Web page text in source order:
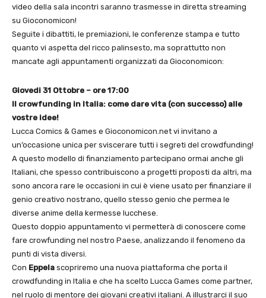
video della sala incontri saranno trasmesse in diretta streaming
su Gioconomicon!
Seguite i dibattiti, le premiazioni, le conferenze stampa e tutto
quanto vi aspetta del ricco palinsesto, ma soprattutto non
mancate agli appuntamenti organizzati da Gioconomicon:
Giovedi 31 Ottobre – ore 17:00
Il crowfunding in Italia: come dare vita (con successo) alle
vostre idee!
Lucca Comics & Games e Gioconomicon.net vi invitano a
un’occasione unica per sviscerare tutti i segreti del crowdfunding!
A questo modello di finanziamento partecipano ormai anche gli
Italiani, che spesso contribuiscono a progetti proposti da altri, ma
sono ancora rare le occasioni in cui è viene usato per finanziare il
genio creativo nostrano, quello stesso genio che permea le
diverse anime della kermesse lucchese.
Questo doppio appuntamento vi permetterà di conoscere come
fare crowfunding nel nostro Paese, analizzando il fenomeno da
punti di vista diversi.
Con Eppela scopriremo una nuova piattaforma che porta il
crowdfunding in Italia e che ha scelto Lucca Games come partner,
nel ruolo di mentore dei giovani creativi italiani. A illustrarci il suo